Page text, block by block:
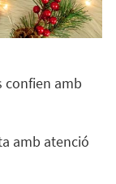
confien amb
amb atenció